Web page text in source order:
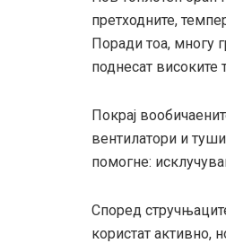
претходните,
Поради тоа, многу
поднесат високите
Покрај
вентилатори и
помогне:
Според
користат активно,